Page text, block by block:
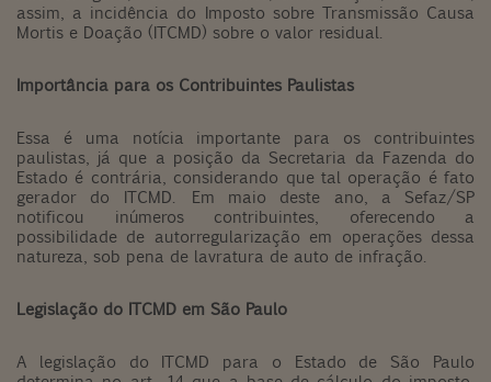
assim, a incidência do Imposto sobre Transmissão Causa
Mortis e Doação (ITCMD) sobre o valor residual.
Importância para os Contribuintes Paulistas
Essa é uma notícia importante para os contribuintes
paulistas, já que a posição da Secretaria da Fazenda do
Estado é contrária, considerando que tal operação é fato
gerador do ITCMD. Em maio deste ano, a Sefaz/SP
notificou inúmeros contribuintes, oferecendo a
possibilidade de autorregularização em operações dessa
natureza, sob pena de lavratura de auto de infração.
Legislação do ITCMD em São Paulo
A legislação do ITCMD para o Estado de São Paulo